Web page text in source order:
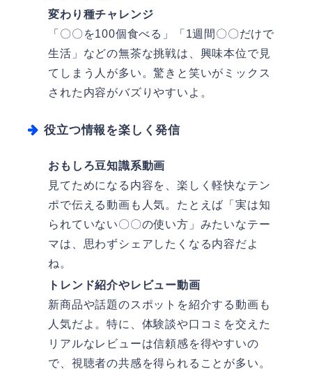
変わり種チャレンジ
「〇〇を100個食べる」「1週間〇〇だけで
生活」などの無茶な挑戦は、興味本位で見
てしまう人が多い。驚きと笑いがミックス
された内容がバズりやすいよ。
役立つ情報を楽しく発信
おもしろ豆知識系動画
見てためになる内容を、楽しく軽快なテン
ポで伝える動画も人気。たとえば「実は知
られていない〇〇の使い方」みたいなテー
マは、思わずシェアしたくなる内容だよ
ね。
トレンド紹介やレビュー動画
新商品や話題のスポットを紹介する動画も
人気だよ。特に、体験談や口コミを交えた
リアルなレビューは信頼感を得やすいの
で、視聴者の共感を得られることが多い。